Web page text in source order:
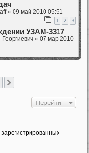
« 09 май 2010 05:51
1 2 3
УЗАМ-3317
« 07 мар 2010
Перейти